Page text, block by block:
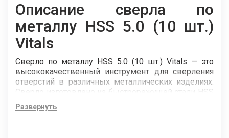
Описание сверла по
металлу HSS 5.0 (10 шт.)
Vitals
Сверло по металлу HSS 5.0 (10 шт.) Vitals — это
высококачественный инструмент для сверления
отверстий в различных металлических изделиях.
Сверло изготовлено из быстрорежущей стали HSS
4241, которая обладает высокой твёрдостью,
износостойкостью и термостабильностью. Сверло
Развернуть